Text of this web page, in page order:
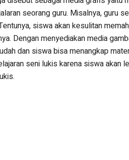
seorang guru. Misalnya, guru
siswa akan kesulitan
Dengan menyediakan media
dan siswa bisa menangkap
seni lukis karena siswa akan